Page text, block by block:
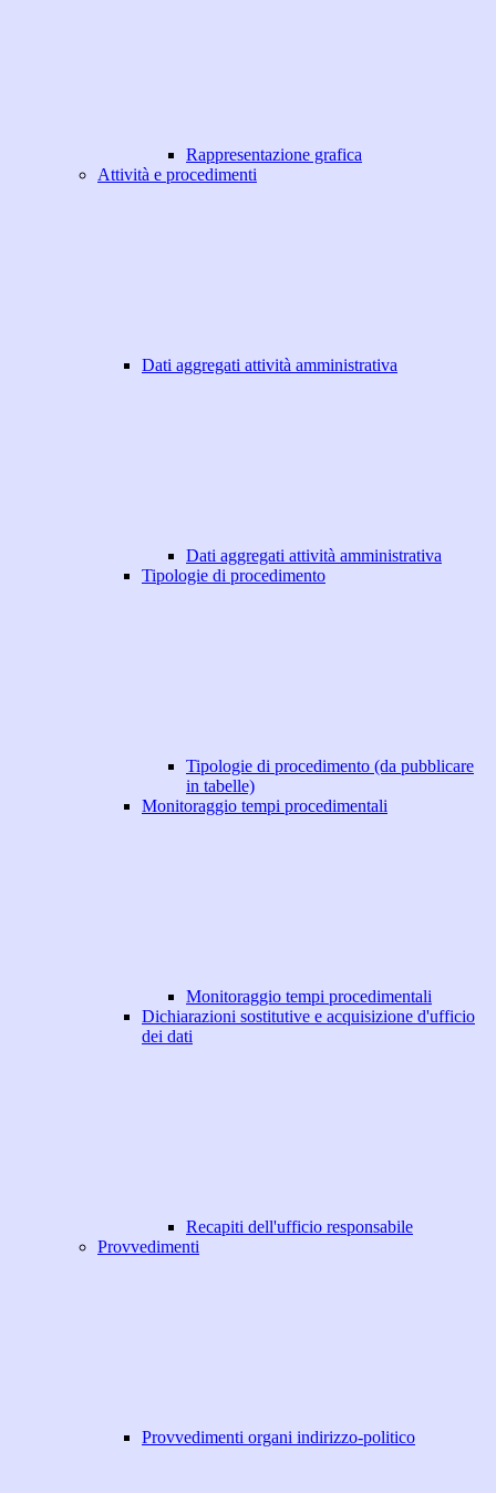
Rappresentazione grafica
Attività e procedimenti
Dati aggregati attività amministrativa
Dati aggregati attività amministrativa
Tipologie di procedimento
Tipologie di procedimento (da pubblicare
in tabelle)
Monitoraggio tempi procedimentali
Monitoraggio tempi procedimentali
Dichiarazioni sostitutive e acquisizione d'ufficio
dei dati
Recapiti dell'ufficio responsabile
Provvedimenti
Provvedimenti organi indirizzo-politico